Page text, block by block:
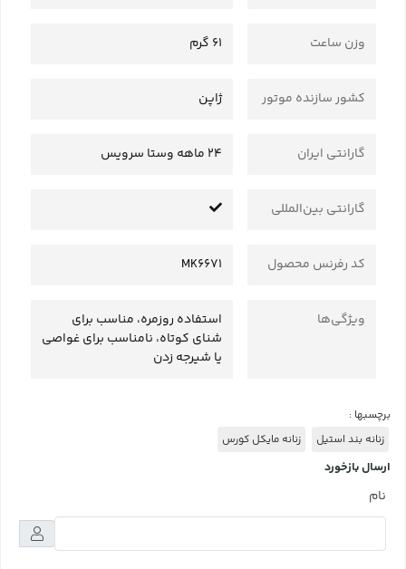
وزن ساعت 61 گرم
کشور سازنده موتور ژاپن
گارانتی ایران 24 ماهه وستا سرویس
گارانتی بین‌المللی
کد رفرنس محصول MK6671
ویژگی‌ها
استفاده روزمره، مناسب برای
شنای کوتاه، نامناسب برای غواصی
یا شیرجه زدن
برچسبها :
زنانه بند استیل
زنانه مایکل کورس
ارسال بازخورد
نام